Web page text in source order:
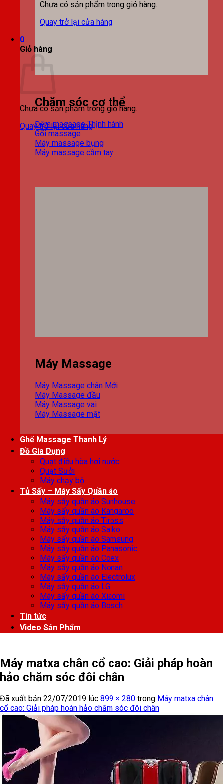
Chưa có sản phẩm trong giỏ hàng.
Quay trở lại cửa hàng
0
Giỏ hàng
Chưa có sản phẩm trong giỏ hàng.
Quay trở lại cửa hàng
Chăm sóc cơ thể
Đệm massage
Gối massage
Máy massage bụng
Máy massage cầm tay
Máy Massage
Máy Massage chân
Máy Massage đầu
Máy Massage vai
Máy Massage mặt
Ghế Massage Thanh Lý
Đồ Gia Dụng
Quạt điều hòa hơi nước
Quạt Sưởi
Máy chạy bộ
Tủ Sấy – Máy Sấy Quần áo
Máy sấy quần áo Sunhouse
Máy sấy quần áo Kangaroo
Máy sấy quần áo Tiross
Máy sấy quần áo Saiko
Máy sấy quần áo Samsung
Máy sấy quần áo Panasonic
Máy sấy quần áo Coex
Máy sấy quần áo Nonan
Máy sấy quần áo Electrolux
Máy sấy quần áo LG
Máy sấy quần áo Xiaomi
Máy sấy quần áo Bosch
Tin tức
Video Sản Phẩm
Máy matxa chân cổ cao: Giải pháp hoàn
hảo chăm sóc đôi chân
Đã xuất bản 22/07/2019 lúc 899 × 280 trong Máy matxa chân
cổ cao: Giải pháp hoàn hảo chăm sóc đôi chân